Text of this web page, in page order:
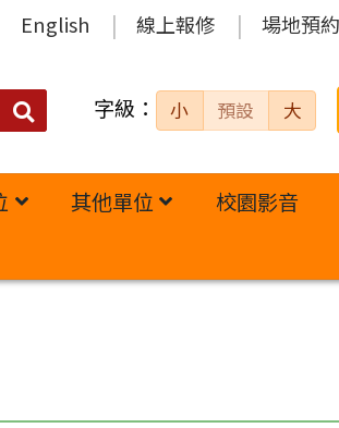
English 線上報修 場地預
搜
字級： 小 預設 大
其他單位 校園影音